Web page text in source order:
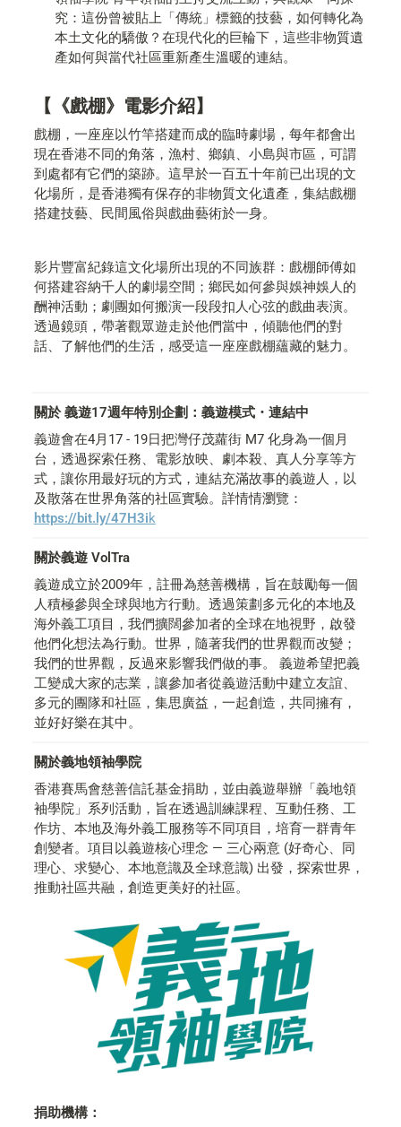
究：這份曾被貼上「傳統」標籤的技藝，如何轉化為
本土文化的驕傲？在現代化的巨輪下，這些非物質遺
產如何與當代社區重新產生溫暖的連結。
【《戲棚》電影介紹】
戲棚，一座座以竹竿搭建而成的臨時劇場，每年都會出
現在香港不同的角落，漁村、鄉鎮、小島與市區，可謂
到處都有它們的築跡。這早於一百五十年前已出現的文
化場所，是香港獨有保存的非物質文化遺產，集結戲棚
搭建技藝、民間風俗與戲曲藝術於一身。
影片豐富紀錄這文化場所出現的不同族群：戲棚師傅如
何搭建容納千人的劇場空間；鄉民如何參與娛神娛人的
酬神活動；劇團如何搬演一段段扣人心弦的戲曲表演。
透過鏡頭，帶著觀眾遊走於他們當中，傾聽他們的對
話、了解他們的生活，感受這一座座戲棚蘊藏的魅力。
關於 義遊17週年特別企劃：義遊模式・連結中
義遊會在4月17 - 19日把灣仔茂蘿街 M7 化身為一個月
台，透過探索任務、電影放映、劇本殺、真人分享等方
式，讓你用最好玩的方式，連結充滿故事的義遊人，以
及散落在世界角落的社區實驗。詳情情瀏覽：
https://bit.ly/47H3ik
關於義遊 VolTra
義遊成立於2009年，註冊為慈善機構，旨在鼓勵每一個
人積極參與全球與地方行動。透過策劃多元化的本地及
海外義工項目，我們擴闊參加者的全球在地視野，啟發
他們化想法為行動。世界，隨著我們的世界觀而改變；
我們的世界觀，反過來影響我們做的事。 義遊希望把義
工變成大家的志業，讓參加者從義遊活動中建立友誼、
多元的團隊和社區，集思廣益，一起創造，共同擁有，
並好好樂在其中。
關於義地領袖學院
香港賽馬會慈善信託基金捐助，並由義遊舉辦「義地領
袖學院」系列活動，旨在透過訓練課程、互動任務、工
作坊、本地及海外義工服務等不同項目，培育一群青年
創變者。項目以義遊核心理念 — 三心兩意 (好奇心、同
理心、求變心、本地意識及全球意識) 出發，探索世界，
推動社區共融，創造更美好的社區。
捐助機構：